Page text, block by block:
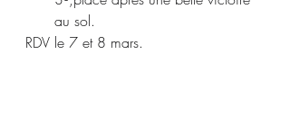
au sol.
RDV le 7 et 8 mars.